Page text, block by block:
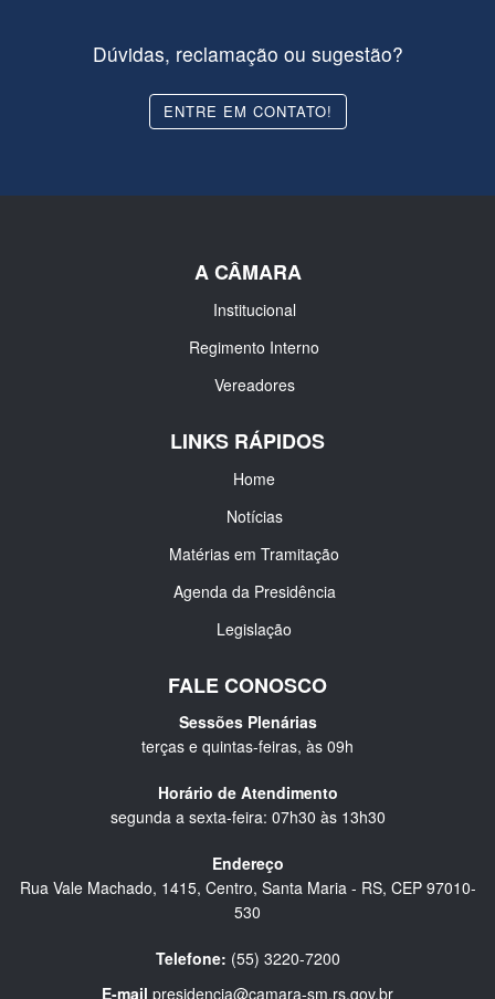
Dúvidas, reclamação ou sugestão?
ENTRE EM CONTATO!
A CÂMARA
Institucional
Regimento Interno
Vereadores
LINKS RÁPIDOS
Home
Notícias
Matérias em Tramitação
Agenda da Presidência
Legislação
FALE CONOSCO
Sessões Plenárias
terças e quintas-feiras, às 09h
Horário de Atendimento
segunda a sexta-feira: 07h30 às 13h30
Endereço
Rua Vale Machado, 1415, Centro, Santa Maria - RS, CEP 97010-
530
Telefone: (55) 3220-7200
E-mail presidencia@camara-sm.rs.gov.br